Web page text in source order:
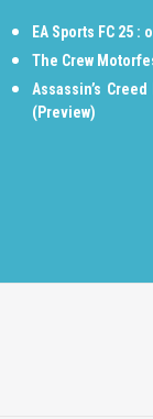
EA Sports FC 25
The Crew
Assassin’s
(Preview)